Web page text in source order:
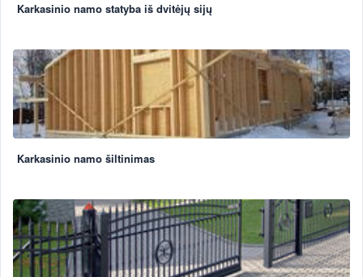
Karkasinio namo statyba iš dvitėjų sijų
Karkasinio namo šiltinimas